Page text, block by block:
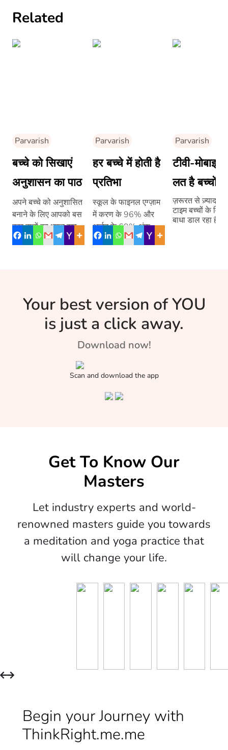
Related
Parvarish
बच्चे को सिखाएं
अनुशासन का पाठ
अपने बच्चे को अनुशासित
बनाने के लिए आपको बस
कुछ बातों का ध्यान रखना
होगा।
Parvarish
हर बच्चे में होती है
प्रतिभा
स्कूल के फाइनल एग्ज़ाम
में करण के 96% और
अर्जुन के 69% अंक
आये। अगर हम आपसे
Parvarish
टीवी-मोबाइल
लत है बच्चों के
लिए खतरनाक
ज़रूरत से ज़्यादा
टाइम बच्चों के
बाधा डाल रहा है।
Your best version of YOU
is just a click away.
Download now!
Scan and download the app
Get To Know Our
Masters
Let industry experts and world-
renowned masters guide you towards
a meditation and yoga practice that
will change your life.
Begin your Journey with
ThinkRight.me.me